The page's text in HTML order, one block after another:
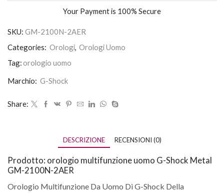
Your Payment is 100% Secure
SKU: GM-2100N-2AER
Categories: Orologi, Orologi Uomo
Tag: orologio uomo
Marchio: G-Shock
Share:
DESCRIZIONE RECENSIONI (0)
Prodotto: orologio multifunzione uomo G-Shock Metal
GM-2100N-2AER
Orologio Multifunzione Da Uomo Di G-Shock Della